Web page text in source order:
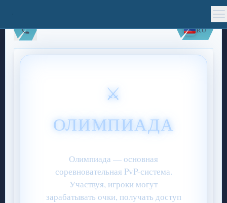
RU
⚔️
ОЛИМПИАДА
Олимпиада — основная
соревновательная PvP-система.
Участвуя, игроки могут
зарабатывать очки, получать доступ